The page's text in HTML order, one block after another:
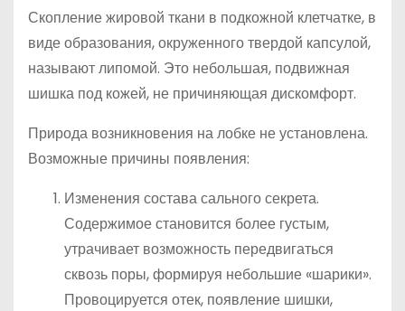
Скопление жировой ткани в подкожной клетчатке, в
виде образования, окруженного твердой капсулой,
называют липомой. Это небольшая, подвижная
шишка под кожей, не причиняющая дискомфорт.
Природа возникновения на лобке не установлена.
Возможные причины появления:
Изменения состава сального секрета.
Содержимое становится более густым,
утрачивает возможность передвигаться
сквозь поры, формируя небольшие «шарики».
Провоцируется отек, появление шишки,